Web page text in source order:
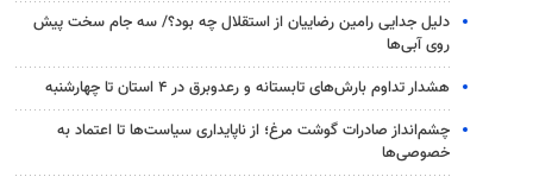
دلیل جدایی رامین رضاییان از استقلال چه بود؟/ سه جام سخت پیش
روی آبی‌ها
هشدار تداوم بارش‌های تابستانه و رعدوبرق در ۴ استان تا چهارشنبه
چشم‌انداز صادرات گوشت مرغ؛ از ناپایداری سیاست‌ها تا اعتماد به
خصوصی‌ها